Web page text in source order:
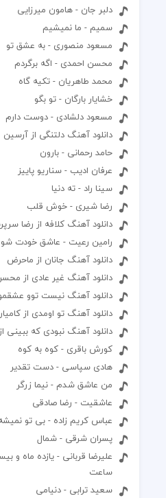
دلبر جان - هامون میرزایی
سمیم - ما نمیشیم
مسعود منصوری - به عشق تو
محسن احمدی - اگه برگردم
محمد طاهریان - تکیه گاه
خشایار بارگان - تو بگو
مسعود دلشادی - دوست دارم
دانلود آهنگ دلتنگی از آرسین
حامد رحمانی - بارون
عرفان ادیب - سناریو پاییز
سینا راد - ته دنیا
رضا شیری - خوش قلب
دانلود آهنگ کلافه از رضا
رامین رعیت - عاشق خودت شو
دانلود آهنگ جانان از ماحرض
دانلود آهنگ غیر عادی از
دانلود آهنگ نیست توو عشقمون
دانلود آهنگ تو اومدی از
دانلود آهنگ نبودی که ببینی
کورش باقری - کوه به کوه
هادی سپاسی - دست تقدیر
من عاشق شدم - نیما زرگر
عاشقیت - رضا صادقی
عباس کریم زاده - بی تو
پسران شرقی - شمال
علیرضا قربانی - یازده ماه و
ساعت
سعید ترابی - دنیامی